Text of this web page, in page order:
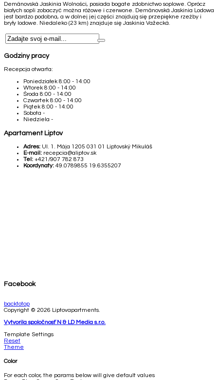
Demänovská Jaskinia Wolności, posiada bogate zdobnictwo soplowe. Oprócz
białych sopli zobaczyć można różowe i czerwone. Demänovská Jaskinia Lodowa
jest bardzo podobna, a w dolnej jej części znajdują się przepiękne rzeźby i
bryły lodowe. Niedaleko (23 km) znajduje się Jaskinia Važecká.
Godziny pracy
Recepcja otwarta:
Poniedziałek 8:00 - 14:00
Wtorek 8:00 - 14:00
Środa 8:00 - 14:00
Czwartek 8:00 - 14:00
Piątek 8:00 - 14:00
Sobota -
Niedziela -
Apartament Liptov
Adres: Ul. 1. Mája 1205 031 01 Liptovský Mikuláš
E-mail: recepcia@aliptov.sk
Tel: +421/907 782 873
Koordynaty: 49.0789855 19.6355207
Facebook
backtotop
Copyright © 2026 Liptovapartments.
Vytvorila spoločnosť N & LD Media s.r.o.
Template Settings
Reset
Theme
Color
For each color, the params below will give default values